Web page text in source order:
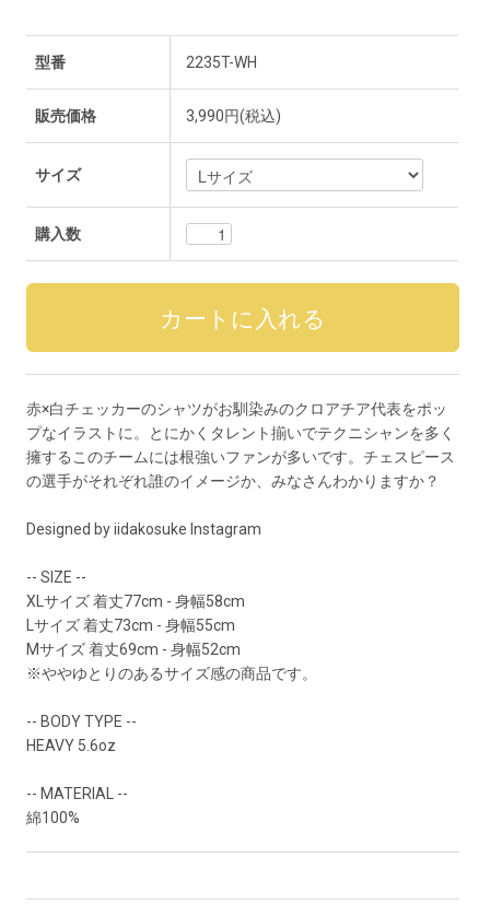
型番 2235T-WH
販売価格 3,990円(税込)
サイズ
購入数
赤×白チェッカーのシャツがお馴染みのクロアチア代表をポッ
プなイラストに。とにかくタレント揃いでテクニシャンを多く
擁するこのチームには根強いファンが多いです。チェスピース
の選手がそれぞれ誰のイメージか、みなさんわかりますか？
Designed by iidakosuke Instagram
-- SIZE --
XLサイズ 着丈77cm - 身幅58cm
Lサイズ 着丈73cm - 身幅55cm
Mサイズ 着丈69cm - 身幅52cm
※ややゆとりのあるサイズ感の商品です。
-- BODY TYPE --
HEAVY 5.6oz
-- MATERIAL --
綿100%